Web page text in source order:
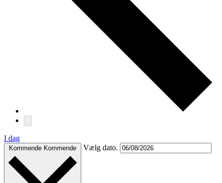
I dag
Kommende Kommende Vælg dato.